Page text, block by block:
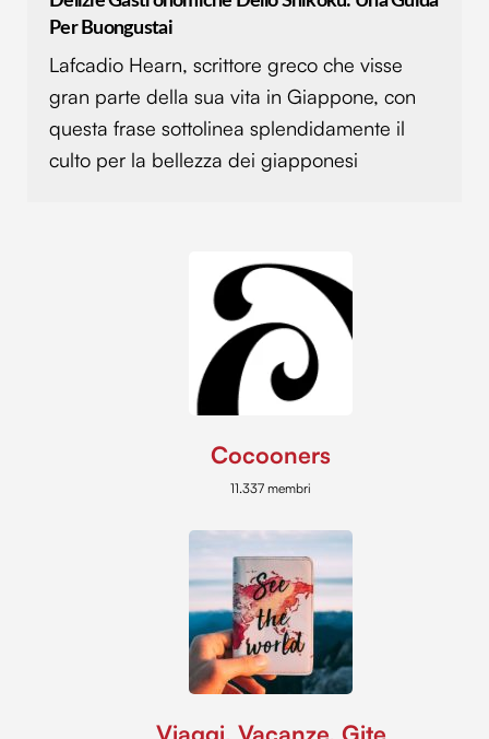
con altre informazioni che hai fornito loro o che hanno
raccolto dal tuo utilizzo dei loro servizi.
Per Buongustai
Lafcadio Hearn, scrittore greco che visse
gran parte della sua vita in Giappone, con
questa frase sottolinea splendidamente il
culto per la bellezza dei giapponesi
Cocooners
11.337 membri